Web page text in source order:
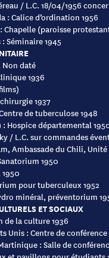
/ L.C. 18/04/1956
: Calice d’ordination 1956
Chapelle (paroisse
Séminaire 1945
Non daté
1936
1937
de tuberculose 1948
Hospice départemental
/ L.C. sur commandes
Ambassade du Chili,
1950
pour tuberculeux 1952
minéral, préventorium
ET SOCIAUX
de la culture 1936
Unis : Centre de conférence
: Salle de